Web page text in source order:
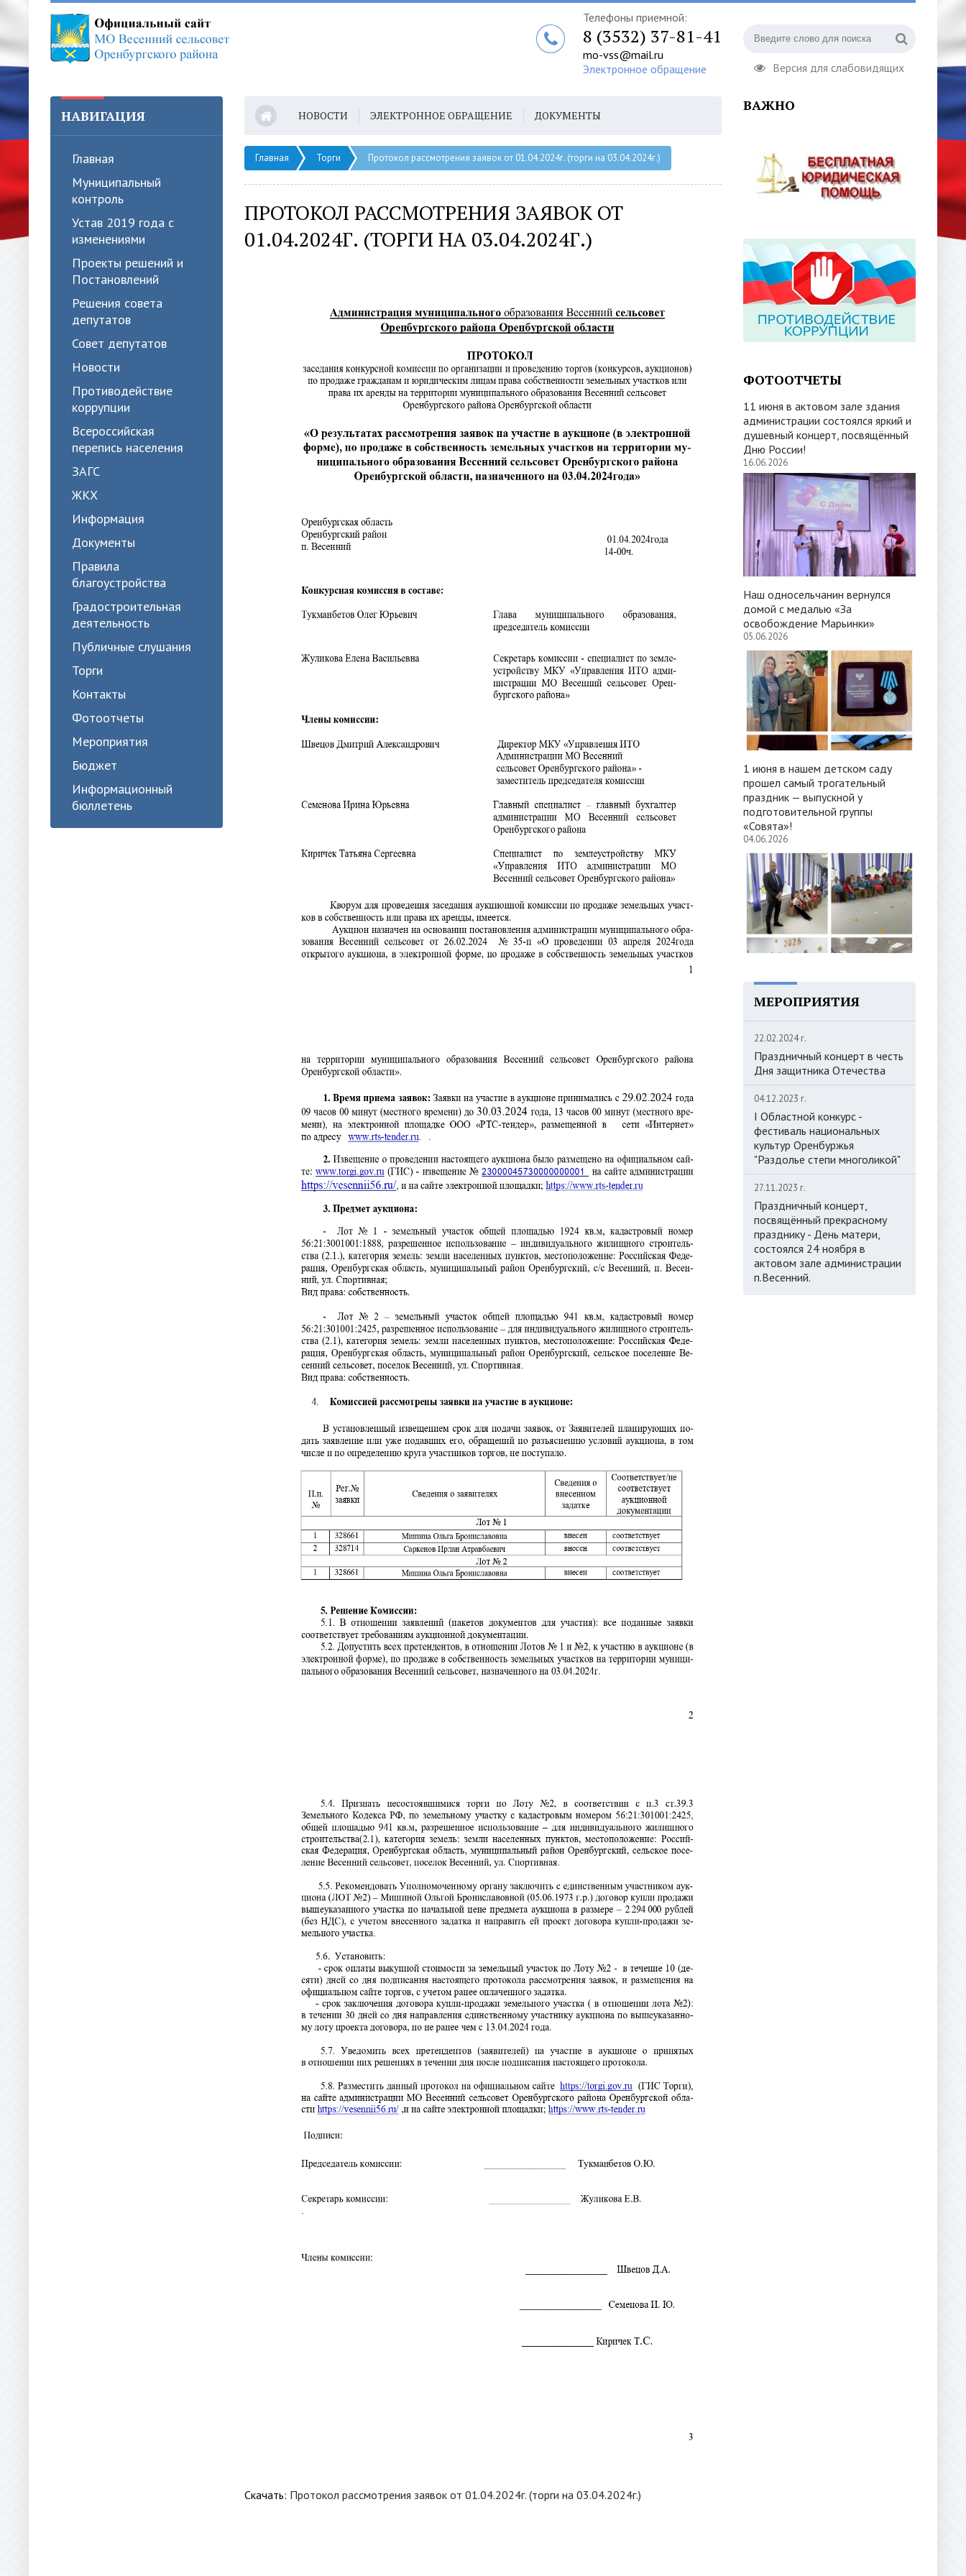
Версия для слабовидящих
Телефоны приемной:
8 (3532) 37-81-41
mo-vss@mail.ru
Электронное обращение
НАВИГАЦИЯ
Главная
Муниципальный
контроль
Устав 2019 года с
изменениями
Проекты решений и
Постановлений
Решения совета
депутатов
Совет депутатов
Новости
Противодействие
коррупции
Всероссийская
перепись населения
ЗАГС
ЖКХ
Информация
Документы
Правила
благоустройства
Градостроительная
деятельность
Публичные слушания
Торги
Контакты
Фотоотчеты
Мероприятия
Бюджет
Информационный
бюллетень
НОВОСТИ ЭЛЕКТРОННОЕ ОБРАЩЕНИЕ ДОКУМЕНТЫ
Главная Торги Протокол рассмотрения заявок от 01.04.2024г. (торги на 03.04.2024г.)
ПРОТОКОЛ РАССМОТРЕНИЯ ЗАЯВОК ОТ
01.04.2024Г. (ТОРГИ НА 03.04.2024Г.)
Скачать: Протокол рассмотрения заявок от 01.04.2024г. (торги на 03.04.2024г.)
ВАЖНО
ФОТООТЧЕТЫ
11 июня в актовом зале здания
администрации состоялся яркий и
душевный концерт, посвящённый
Дню России!
16.06.2026
Наш односельчанин вернулся
домой с медалью «За
освобождение Марьинки»
05.06.2026
1 июня в нашем детском саду
прошел самый трогательный
праздник — выпускной у
подготовительной группы
«Совята»!
04.06.2026
МЕРОПРИЯТИЯ
22.02.2024 г.
Праздничный концерт в честь
Дня защитника Отечества
04.12.2023 г.
I Областной конкурс -
фестиваль национальных
культур Оренбуржья
"Раздолье степи многоликой"
27.11.2023 г.
Праздничный концерт,
посвящённый прекрасному
празднику - День матери,
состоялся 24 ноября в
актовом зале администрации
п.Весенний.